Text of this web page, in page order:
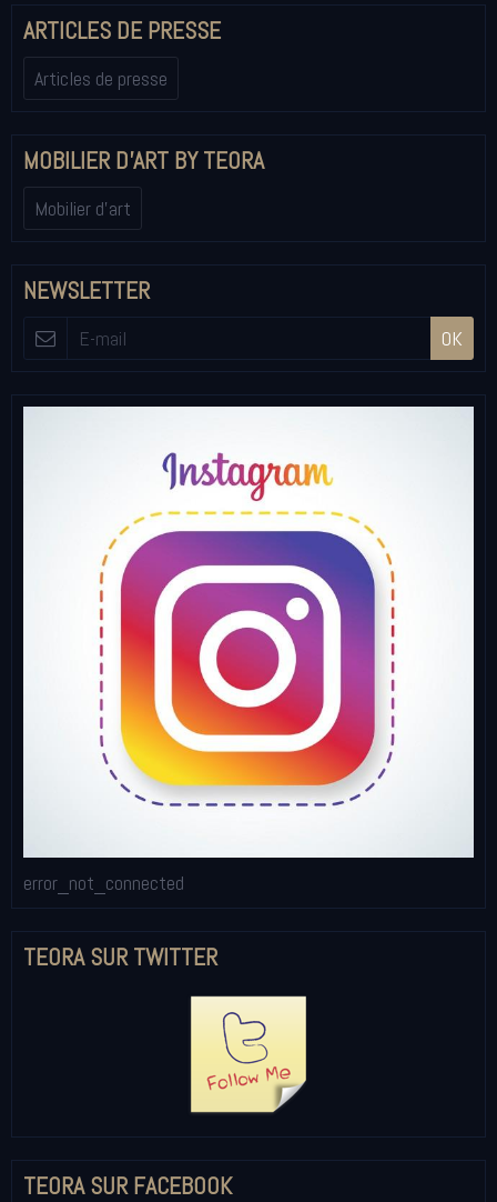
ARTICLES DE PRESSE
Articles de presse
MOBILIER D'ART BY TEORA
Mobilier d'art
NEWSLETTER
OK
error_not_connected
TEORA SUR TWITTER
TEORA SUR FACEBOOK